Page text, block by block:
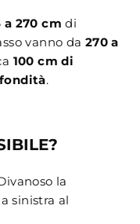
a 270 cm di
vanno da 270 a
100 cm di
.
la
sinistra al